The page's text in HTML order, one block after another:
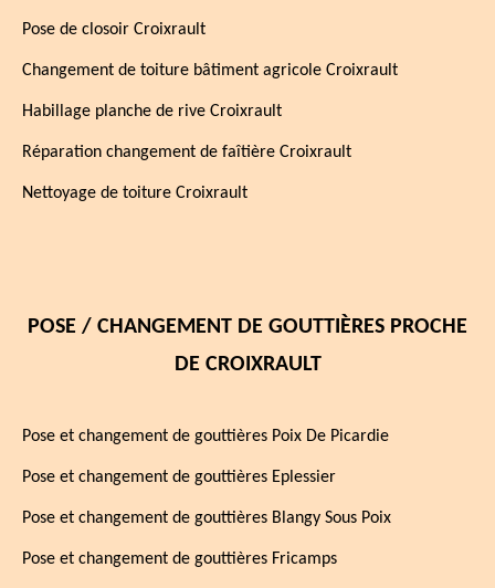
Pose de closoir Croixrault
Changement de toiture bâtiment agricole Croixrault
Habillage planche de rive Croixrault
Réparation changement de faîtière Croixrault
Nettoyage de toiture Croixrault
POSE / CHANGEMENT DE GOUTTIÈRES PROCHE
DE CROIXRAULT
Pose et changement de gouttières Poix De Picardie
Pose et changement de gouttières Eplessier
Pose et changement de gouttières Blangy Sous Poix
Pose et changement de gouttières Fricamps